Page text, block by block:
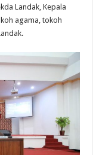
Landak, Kepala
agama, tokoh